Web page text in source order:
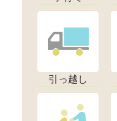
引っ越し